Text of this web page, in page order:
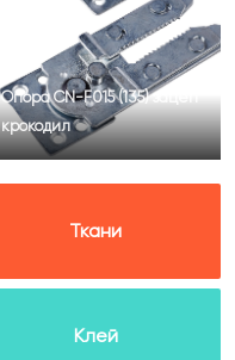
Опора CN-F015 (135) зацеп
крокодил
Ткани
Клей